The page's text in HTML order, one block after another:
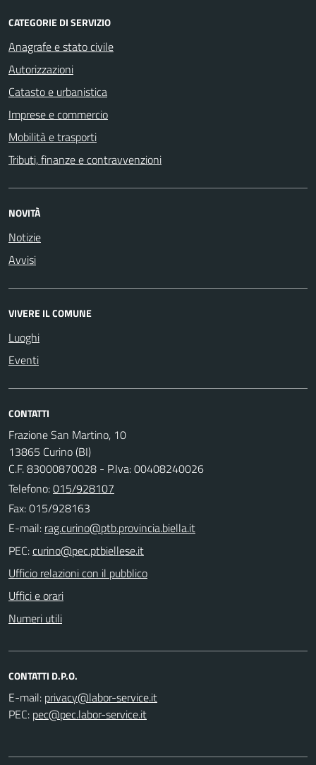
CATEGORIE DI SERVIZIO
Anagrafe e stato civile
Autorizzazioni
Catasto e urbanistica
Imprese e commercio
Mobilità e trasporti
Tributi, finanze e contravvenzioni
NOVITÀ
Notizie
Avvisi
VIVERE IL COMUNE
Luoghi
Eventi
CONTATTI
Frazione San Martino, 10
13865 Curino (BI)
C.F. 83000870028 - P.Iva: 00408240026
Telefono:015/928107
Fax: 015/928163
E-mail:
PEC:
Ufficio relazioni con il pubblico
Uffici e orari
Numeri utili
CONTATTI D.P.O.
E-mail:
PEC: